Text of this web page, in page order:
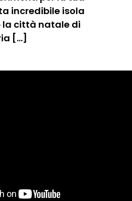
incredibile isola
la città natale di
[…]